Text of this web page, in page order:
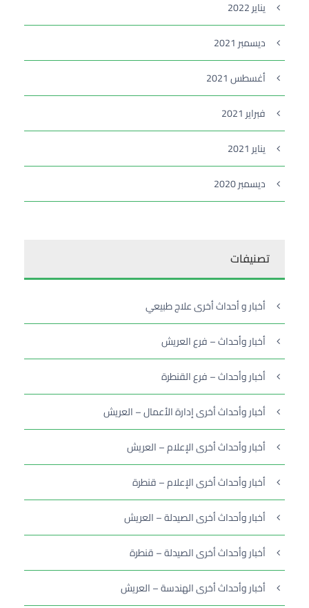
يناير 2022
ديسمبر 2021
أغسطس 2021
فبراير 2021
يناير 2021
ديسمبر 2020
تصنيفات
أخبار و أحداث أخرى علاج طبيعي
أخبار وأحداث – فرع العريش
أخبار وأحداث – فرع القنطرة
أخبار وأحداث أخرى إدارة الأعمال – العريش
أخبار وأحداث أخرى الإعلام – العريش
أخبار وأحداث أخرى الإعلام – قنطرة
أخبار وأحداث أخرى الصيدلة – العريش
أخبار وأحداث أخرى الصيدلة – قنطرة
أخبار وأحداث أخرى الهندسة – العريش